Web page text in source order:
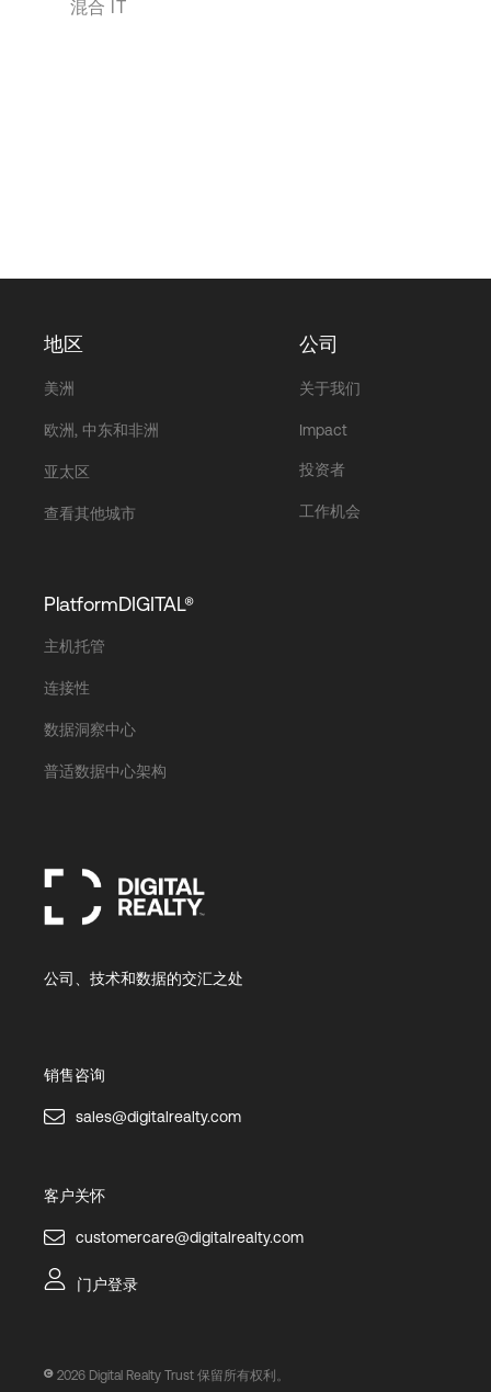
混合 IT
地区
美洲
欧洲, 中东和非洲
亚太区
查看其他城市
公司
关于我们
Impact
投资者
工作机会
PlatformDIGITAL®
主机托管
连接性
数据洞察中心
普适数据中心架构
公司、技术和数据的交汇之处
销售咨询
sales@digitalrealty.com
客户关怀
customercare@digitalrealty.com
门户登录
2026 Digital Realty Trust 保留所有权利。